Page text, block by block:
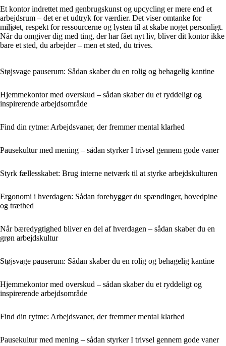
Et kontor indrettet med genbrugskunst og upcycling er mere end et
arbejdsrum – det er et udtryk for værdier. Det viser omtanke for
miljøet, respekt for ressourcerne og lysten til at skabe noget personligt.
Når du omgiver dig med ting, der har fået nyt liv, bliver dit kontor ikke
bare et sted, du arbejder – men et sted, du trives.
Støjsvage pauserum: Sådan skaber du en rolig og behagelig kantine
Hjemmekontor med overskud – sådan skaber du et ryddeligt og
inspirerende arbejdsområde
Find din rytme: Arbejdsvaner, der fremmer mental klarhed
Pausekultur med mening – sådan styrker I trivsel gennem gode vaner
Styrk fællesskabet: Brug interne netværk til at styrke arbejdskulturen
Ergonomi i hverdagen: Sådan forebygger du spændinger, hovedpine
og træthed
Når bæredygtighed bliver en del af hverdagen – sådan skaber du en
grøn arbejdskultur
Støjsvage pauserum: Sådan skaber du en rolig og behagelig kantine
Hjemmekontor med overskud – sådan skaber du et ryddeligt og
inspirerende arbejdsområde
Find din rytme: Arbejdsvaner, der fremmer mental klarhed
Pausekultur med mening – sådan styrker I trivsel gennem gode vaner